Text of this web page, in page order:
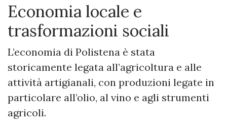
Economia locale e
trasformazioni sociali
L’economia di Polistena è stata
storicamente legata all’agricoltura e alle
attività artigianali, con produzioni legate in
particolare all’olio, al vino e agli strumenti
agricoli.